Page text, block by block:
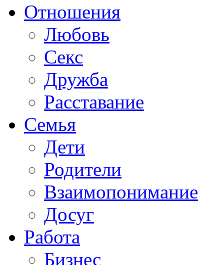
Отношения
Любовь
Секс
Дружба
Расставание
Семья
Дети
Родители
Взаимопонимание
Досуг
Работа
Бизнес